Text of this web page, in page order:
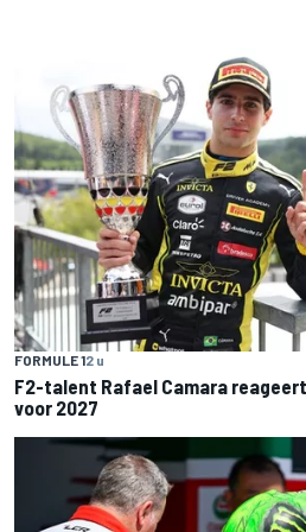
FORMULE 12 u
F2-talent Rafael Camara
voor 2027